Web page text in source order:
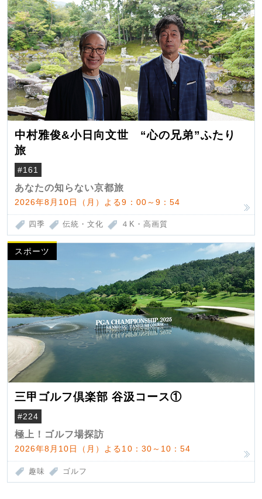
中村雅俊&小日向文世 “心の兄弟”ふたり
旅
#161
あなたの知らない京都旅
2026年8月10日（月）よる9：00～9：54
四季 伝統・文化 ４K・高画質
スポーツ
三甲ゴルフ倶楽部 谷汲コース①
#224
極上！ゴルフ場探訪
2026年8月10日（月）よる10：30～10：54
趣味 ゴルフ